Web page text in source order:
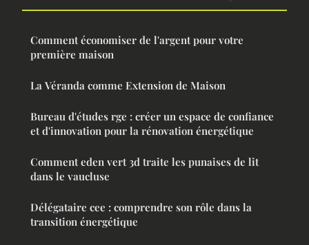
Comment économiser de l'argent pour votre
première maison
La Véranda comme Extension de Maison
Bureau d'études rge : créer un espace de confiance
et d'innovation pour la rénovation énergétique
Comment eden vert 3d traite les punaises de lit
dans le vaucluse
Délégataire cee : comprendre son rôle dans la
transition énergétique